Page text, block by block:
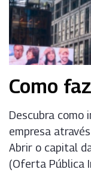
Como
Descubra como
empresa
Abrir o capital
(Oferta Pública